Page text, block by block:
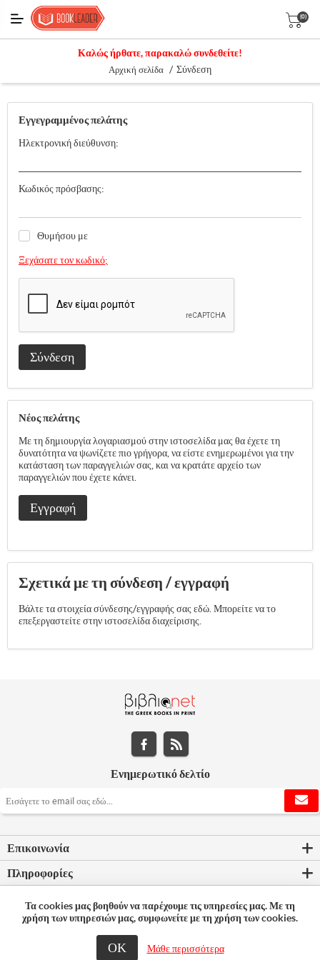
(0)
Καλώς ήρθατε, παρακαλώ συνδεθείτε!
Αρχική σελίδα / Σύνδεση
Εγγεγραμμένος πελάτης
Ηλεκτρονική διεύθυνση:
Κωδικός πρόσβασης:
Θυμήσου με
Ξεχάσατε τον κωδικό;
Σύνδεση
Νέος πελάτης
Με τη δημιουργία λογαριασμού στην ιστοσελίδα μας θα έχετε τη
δυνατότητα να ψωνίζετε πιο γρήγορα, να είστε ενημερωμένοι για την
κατάσταση των παραγγελιών σας, και να κρατάτε αρχείο των
παραγγελιών που έχετε κάνει.
Εγγραφή
Σχετικά με τη σύνδεση / εγγραφή
Βάλτε τα στοιχεία σύνδεσης/εγγραφής σας εδώ. Μπορείτε να το
επεξεργαστείτε στην ιστοσελίδα διαχείρισης.
Ενημερωτικό δελτίο
Επικοινωνία
Πληροφορίες
Ο λογαριασμός μου
© 2026 Bookleader
Τα cookies μας βοηθούν να παρέχουμε τις υπηρεσίες μας. Με τη
χρήση των υπηρεσιών μας, συμφωνείτε με τη χρήση των cookies.
ΟΚ Μάθε περισσότερα